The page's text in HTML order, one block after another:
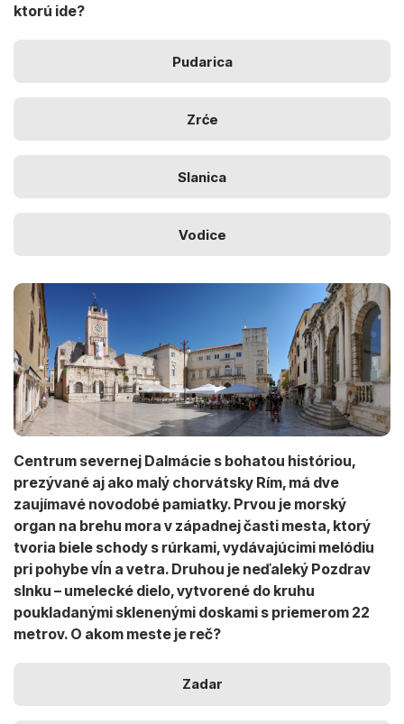
ktorú ide?
Pudarica
Zrće
Slanica
Vodice
Centrum severnej Dalmácie s bohatou históriou,
prezývané aj ako malý chorvátsky Rím, má dve
zaujímavé novodobé pamiatky. Prvou je morský
organ na brehu mora v západnej časti mesta, ktorý
tvoria biele schody s rúrkami, vydávajúcimi melódiu
pri pohybe vĺn a vetra. Druhou je neďaleký Pozdrav
slnku – umelecké dielo, vytvorené do kruhu
poukladanými sklenenými doskami s priemerom 22
metrov. O akom meste je reč?
Zadar